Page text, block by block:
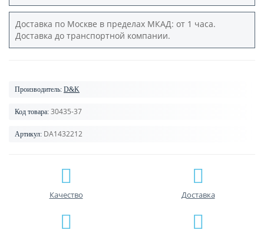
Доставка по Москве в пределах МКАД: от 1 часа.
Доставка до транспортной компании.
Производитель: D&K
Код товара: 30435-37
Артикул: DA1432212
Качество Доставка